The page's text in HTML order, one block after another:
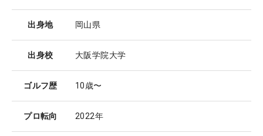
出身地 岡山県
出身校 大阪学院大学
ゴルフ歴 10歳〜
プロ転向 2022年